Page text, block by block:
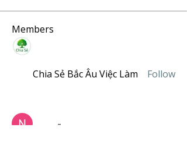
Members
Chia Sẻ Bắc Âu Việc Làm Follow
Nguyễn Huy